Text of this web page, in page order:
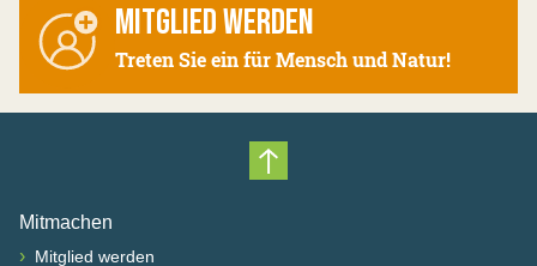
MITGLIED WERDEN
Treten Sie ein für Mensch und Natur!
Nach oben scrollen
Mitmachen
› Mitglied werden